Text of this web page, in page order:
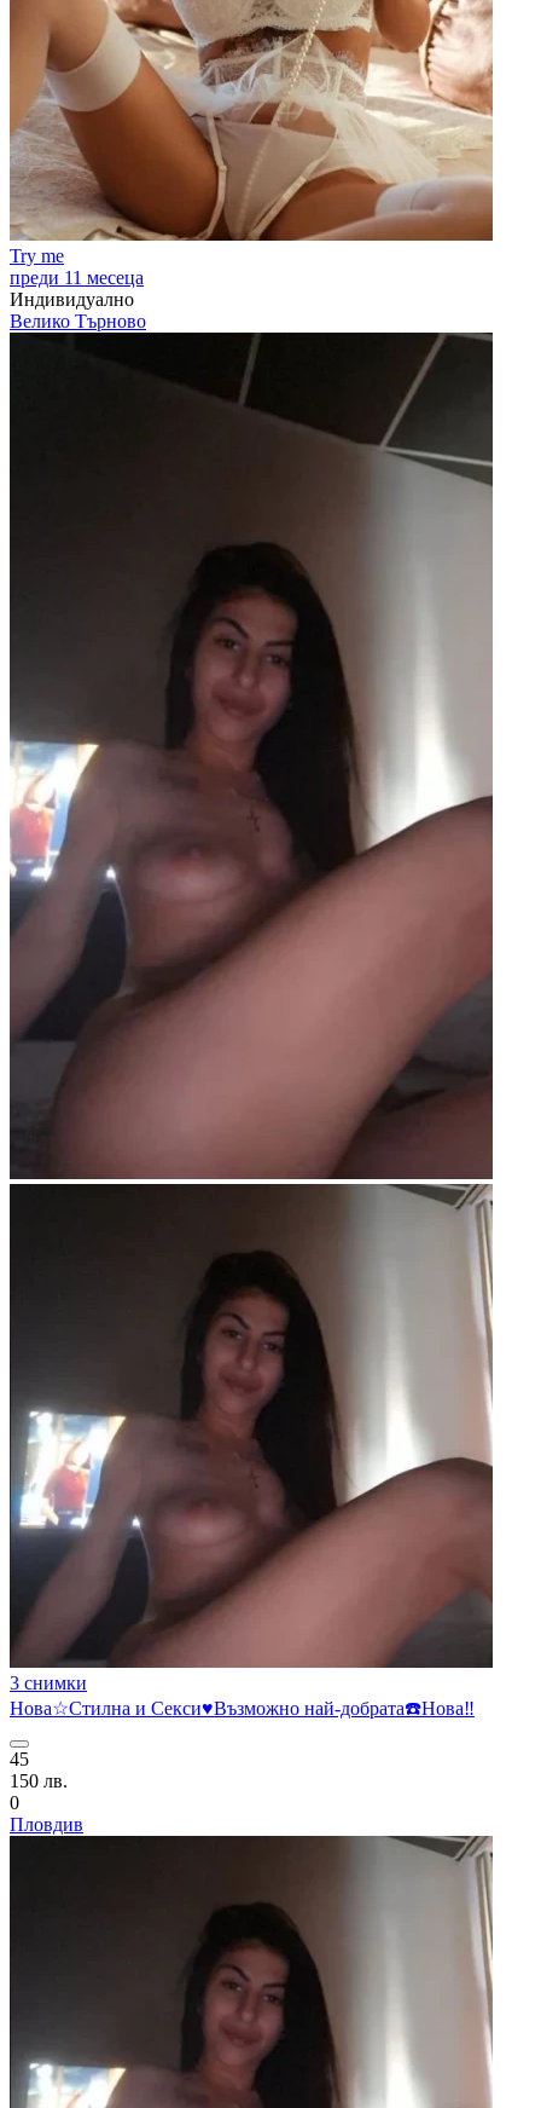
Try me
преди 11 месеца
Индивидуално
Велико Търново
3 снимки
Нова☆Стилна и Секси♥️Възможно най-добрата☎️Нова‼️
45
150 лв.
0
Пловдив